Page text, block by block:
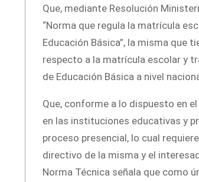
Que, mediante Resolución
“Norma que regula la matrícula
Educación Básica”, la misma que
respecto a la matrícula escolar y
de Educación Básica a nivel
Que, conforme a lo dispuesto en
en las instituciones educativas y
proceso presencial, lo cual
directivo de la misma y el
Norma Técnica señala que como